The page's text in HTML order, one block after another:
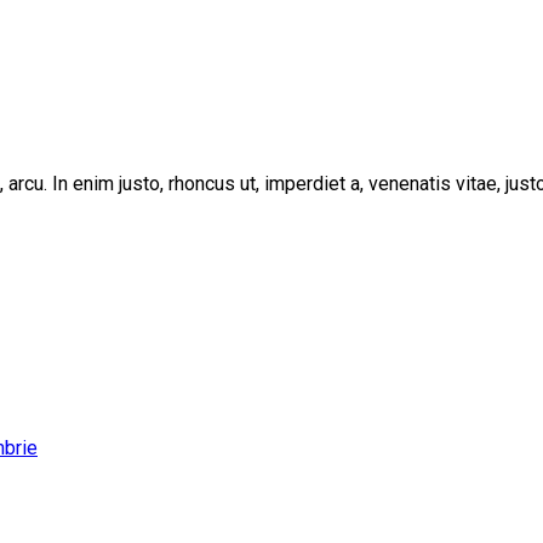
In enim justo, rhoncus ut, imperdiet a, venenatis vitae,